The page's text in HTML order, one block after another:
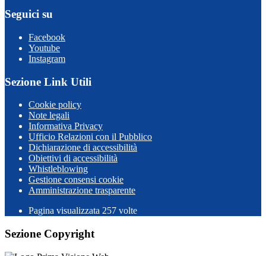
Seguici su
Facebook
Youtube
Instagram
Sezione Link Utili
Cookie policy
Note legali
Informativa Privacy
Ufficio Relazioni con il Pubblico
Dichiarazione di accessibilità
Obiettivi di accessibilità
Whistleblowing
Gestione consensi cookie
Amministrazione trasparente
Pagina visualizzata 257 volte
Sezione Copyright